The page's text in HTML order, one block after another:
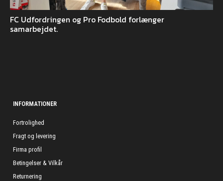
FC Udfordringen og Pro Fodbold forlænger
samarbejdet.
INFORMATIONER
Fortrolighed
Fragt og levering
Firma profil
Betingelser & Vilkår
Returnering